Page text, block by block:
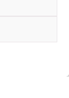
FÜR